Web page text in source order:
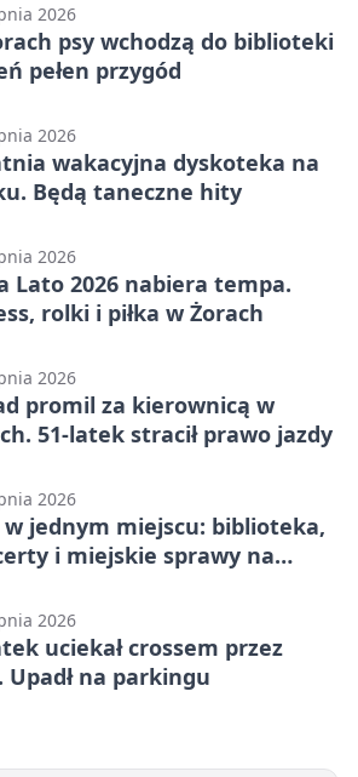
2026
psy wchodzą do biblioteki
pełen przygód
2026
wakacyjna dyskoteka na
Będą taneczne hity
2026
Lato 2026 nabiera tempa.
rolki i piłka w Żorach
2026
promil za kierownicą w
51-latek stracił prawo jazdy
2026
w jednym miejscu: biblioteka,
i miejskie sprawy na
2026
uciekał crossem przez
Upadł na parkingu